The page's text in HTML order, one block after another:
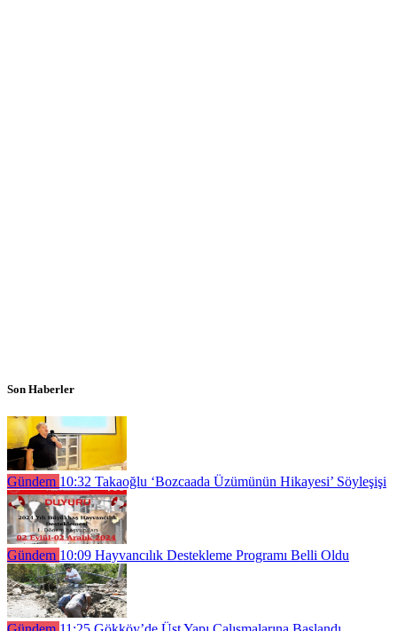
Son Haberler
Gündem 10:32 Takaoğlu ‘Bozcaada Üzümünün Hikayesi’ Söyleşişi
Gündem 10:09 Hayvancılık Destekleme Programı Belli Oldu